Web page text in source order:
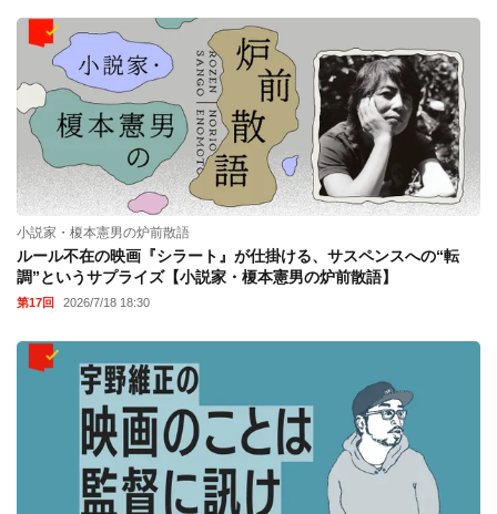
小説家・榎本憲男の炉前散語
ルール不在の映画『シラート』が仕掛ける、サスペンスへの“転
調”というサプライズ【小説家・榎本憲男の炉前散語】
第17回 2026/7/18 18:30